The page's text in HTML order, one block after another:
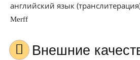
английский язык
Merff
Внешние качества для